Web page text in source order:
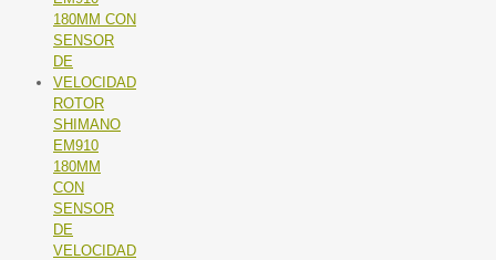
ROTOR
SHIMANO
EM910
180MM
CON
SENSOR
DE
VELOCIDAD